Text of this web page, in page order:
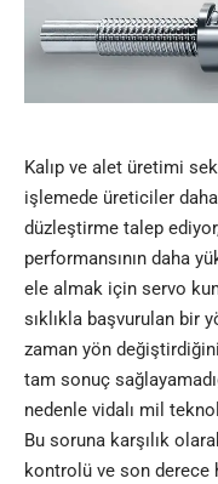
Kalıp ve alet üretimi
işlemede üreticiler
düzleştirme talep
performansının daha
ele almak için servo
sıklıkla başvurulan bir
zaman yön
tam sonuç
nedenle vidalı mil
Bu soruna karşılık
kontrolü ve son